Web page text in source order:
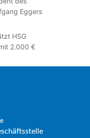
Eggers
HSG
2.000 €